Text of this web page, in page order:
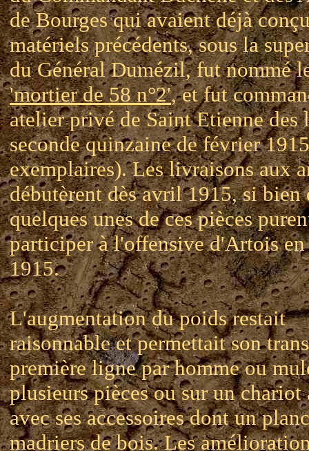
de Bourges qui avaient déjà
matériels précédents, sous la
du Général Dumézil, fut nommé
'mortier de 58 n°2', et fut
atelier privé de Saint Etienne des
seconde quinzaine de février
exemplaires). Les livraisons aux
débutèrent dès avril 1915, si bien
quelques unes de ces pièces
participer à l'offensive d'Artois
1915.
L'augmentation du poids restait
raisonnable et permettait son
première ligne par homme ou
plusieurs pièces ou sur un chariot
avec ses accessoires dont un
madriers de bois. Les